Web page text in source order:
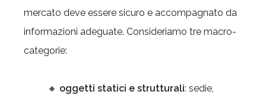
mercato deve essere sicuro e accompagnato da
informazioni adeguate. Consideriamo tre macro-
categorie:
🔸 oggetti statici e strutturali: sedie,